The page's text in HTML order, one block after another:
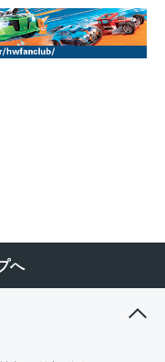
へ